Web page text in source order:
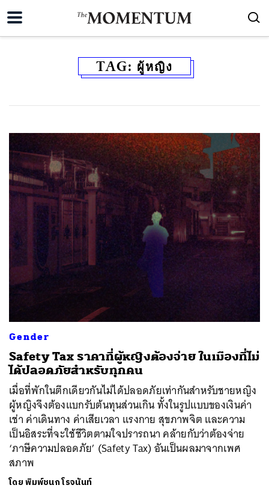
TAG: ผู้หญิง
Gender
Safety Tax ราคาที่ผู้หญิงต้องจ่าย ในเมืองที่ไม่
ได้ปลอดภัยสำหรับทุกคน
เมื่อที่พักในตึกเดียวกันไม่ได้ปลอดภัยเท่ากันสำหรับชายหญิง
ผู้หญิงจึงต้องแบกรับต้นทุนส่วนเกิน ทั้งในรูปแบบของเงินค่า
เช่า ค่าเดินทาง ค่าเสียเวลา แรงกาย สุขภาพจิต และความ
เป็นอิสระที่จะใช้ชีวิตตามใจปรารถนา คล้ายกับว่าต้องจ่าย
‘ภาษีความปลอดภัย’ (Safety Tax) อันเป็นผลมาจากเพศ
สภาพ
โดยพิมพ์ชนก โรจนันท์